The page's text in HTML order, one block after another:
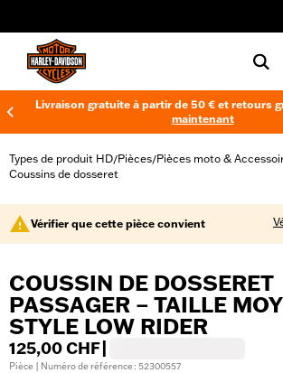
Livraison gratuite à partir de 50 € et retours
maintenant
Types de produit HD/Pièces/Pièces moto &
Coussins de dosseret
Vérifier que cette pièce convient
COUSSIN DE DOSSERET
PASSAGER – TAILLE
STYLE LOW RIDER
125,00 CHF
Pièce | Numéro de référence : 52300557